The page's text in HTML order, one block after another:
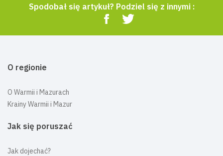
Spodobał się artykuł? Podziel się z innymi :
O regionie
O Warmii i Mazurach
Krainy Warmii i Mazur
Jak się poruszać
Jak dojechać?